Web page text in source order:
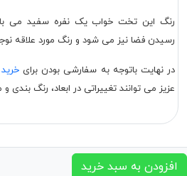
رنگ این تخت خواب یک نفره سفید می
رسیدن فضا نیز می شود و رنگ مورد علاقه
در نهایت باتوجه به سفارشی بودن برای
عزیز می توانند تغییراتی در ابعاد، رنگ بندی و
افزودن به سبد خرید